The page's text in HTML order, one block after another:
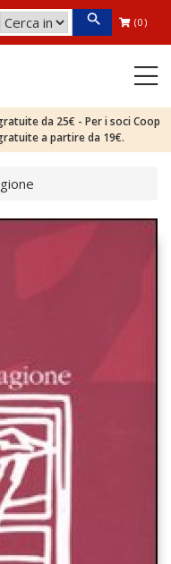
(0)
da 25€ - Per i soci Coop
a partire da 19€.